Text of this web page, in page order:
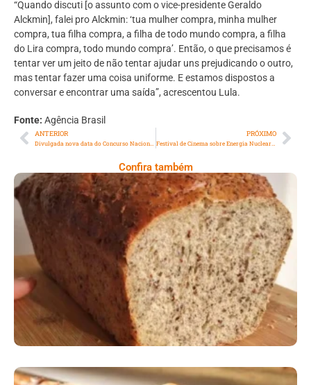
“Quando discuti [o assunto com o vice-presidente Geraldo
Alckmin], falei pro Alckmin: ‘tua mulher compra, minha mulher
compra, tua filha compra, a filha de todo mundo compra, a filha
do Lira compra, todo mundo compra’. Então, o que precisamos é
tentar ver um jeito de não tentar ajudar uns prejudicando o outro,
mas tentar fazer uma coisa uniforme. E estamos dispostos a
conversar e encontrar uma saída”, acrescentou Lula.
Fonte: Agência Brasil
ANTERIOR PRÓXIMO
Festival de Cinema sobre Energia Nuclear criado por professora da Faetec, chega ao Rio neste fim de semana
Confira também
Comer Bem: Pão Low Carb